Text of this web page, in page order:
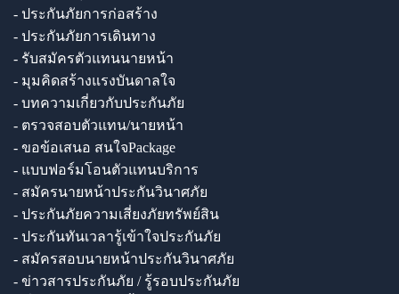
- ประกันภัยการก่อสร้าง
- ประกันภัยการเดินทาง
- รับสมัครตัวแทนนายหน้า
- มุมคิดสร้างแรงบันดาลใจ
- บทความเกี่ยวกับประกันภัย
- ตรวจสอบตัวแทน/นายหน้า
- ขอข้อเสนอ สนใจPackage
- แบบฟอร์มโอนตัวแทนบริการ
- สมัครนายหน้าประกันวินาศภัย
- ประกันภัยความเสี่ยงภัยทรัพย์สิน
- ประกันทันเวลารู้เข้าใจประกันภัย
- สมัครสอบนายหน้าประกันวินาศภัย
- ข่าวสารประกันภัย / รู้รอบประกันภัย